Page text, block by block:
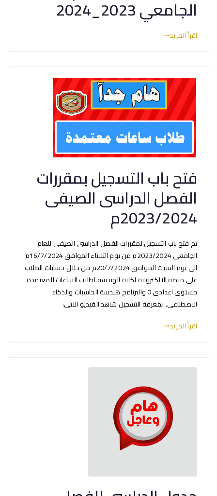
الجامعي 2023_2024
اقرأ المزيد
فتح باب التسجيل بمقررات
الفصل الدراسى الصيفى
2023/2024م
تم فتح باب التسجيل لمقررات الفصل الدراسى الصيفى للعام
الجامعى 2023/2024م من يوم الثلاثاء الموافق 16/7/2024م
الى يوم السبت الموافق 20/7/2024م من خلال حسابات الطلاب
على منصة الالكترونية لكلية الهندسة لطلاب الساعات المعتمدة
مستوى اعدادى 0 والبرنامج هندسة الحاسبات والذكاء
الاصطناعى. لمعرفة التسجيل شاهد الفيديو الاتى:
اقرأ المزيد